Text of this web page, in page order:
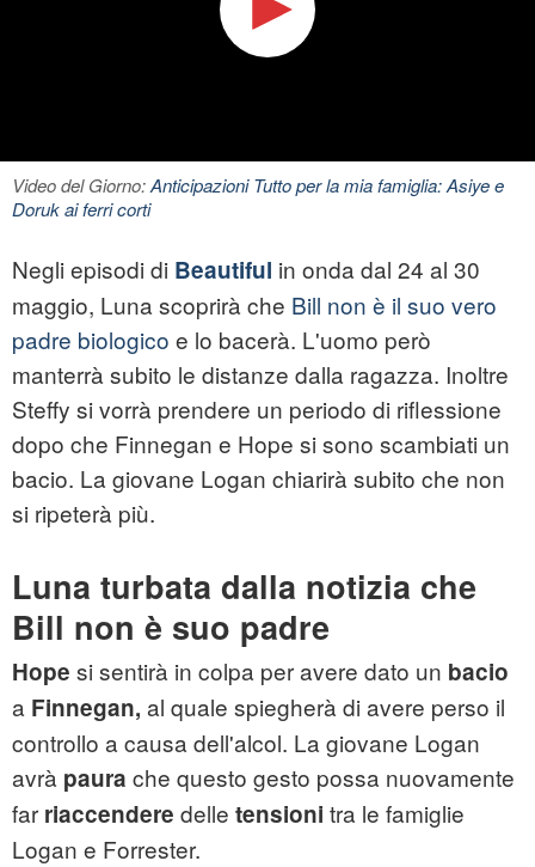
Video del Giorno:Anticipazioni Tutto per la mia famiglia: Asiye e
Doruk ai ferri corti
Negli episodi di Beautiful in onda dal 24 al 30
maggio, Luna scoprirà che Bill non è il suo vero
padre biologico e lo bacerà. L'uomo però
manterrà subito le distanze dalla ragazza. Inoltre
Steffy si vorrà prendere un periodo di riflessione
dopo che Finnegan e Hope si sono scambiati un
bacio. La giovane Logan chiarirà subito che non
si ripeterà più.
Luna turbata dalla notizia che
Bill non è suo padre
Hope si sentirà in colpa per avere dato un bacio
a Finnegan, al quale spiegherà di avere perso il
controllo a causa dell'alcol. La giovane Logan
avrà paura che questo gesto possa nuovamente
far riaccendere delle tensioni tra le famiglie
Logan e Forrester.